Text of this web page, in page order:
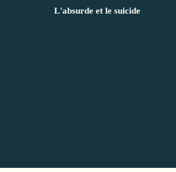
L'absurde et le suicide